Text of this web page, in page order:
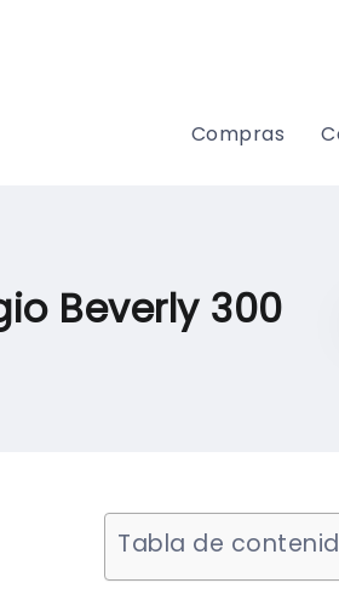
Compras
Beverly 300
Tabla de